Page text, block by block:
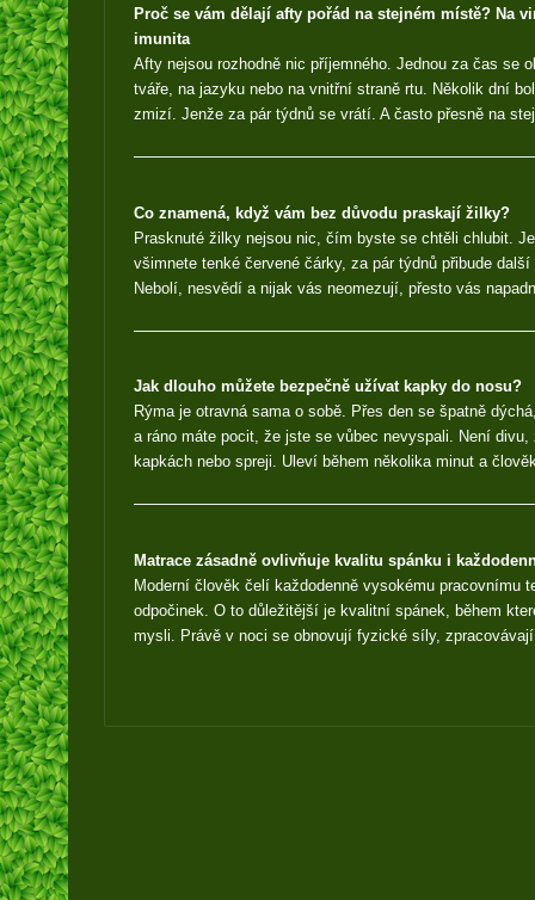
Proč se vám dělají afty pořád na stejném místě? Na
imunita
Afty nejsou rozhodně nic příjemného. Jednou za čas se
tváře, na jazyku nebo na vnitřní straně rtu. Několik dní
zmizí. Jenže za pár týdnů se vrátí. A často přesně na
Co znamená, když vám bez důvodu praskají žilky?
Prasknuté žilky nejsou nic, čím byste se chtěli chlubit.
všimnete tenké červené čárky, za pár týdnů přibude
Nebolí, nesvědí a nijak vás neomezují, přesto vás
Jak dlouho můžete bezpečně užívat kapky do nosu?
Rýma je otravná sama o sobě. Přes den se špatně
a ráno máte pocit, že jste se vůbec nevyspali. Není
kapkách nebo spreji. Uleví během několika minut a
Matrace zásadně ovlivňuje kvalitu spánku i
Moderní člověk čelí každodenně vysokému pracovnímu
odpočinek. O to důležitější je kvalitní spánek, během
mysli. Právě v noci se obnovují fyzické síly,